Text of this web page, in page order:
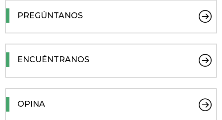
PREGÚNTANOS
ENCUÉNTRANOS
OPINA